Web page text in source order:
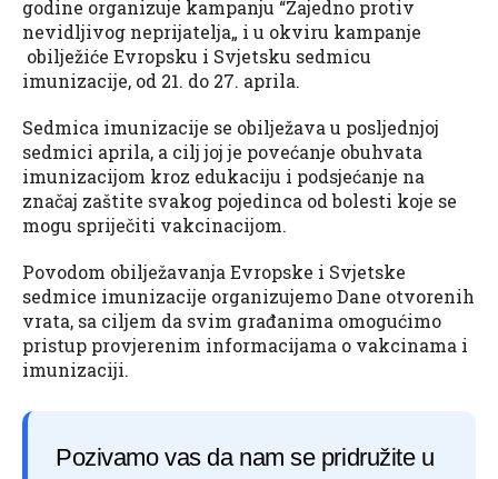
godine organizuje kampanju “Zajedno protiv
nevidljivog neprijatelja„ i u okviru kampanje
obilježiće Evropsku i Svjetsku sedmicu
imunizacije, od 21. do 27. aprila.
Sedmica imunizacije se obilježava u posljednjoj
sedmici aprila, a cilj joj je povećanje obuhvata
imunizacijom kroz edukaciju i podsjećanje na
značaj zaštite svakog pojedinca od bolesti koje se
mogu spriječiti vakcinacijom.
Povodom obilježavanja Evropske i Svjetske
sedmice imunizacije organizujemo Dane otvorenih
vrata, sa ciljem da svim građanima omogućimo
pristup provjerenim informacijama o vakcinama i
imunizaciji.
Pozivamo vas da nam se pridružite u